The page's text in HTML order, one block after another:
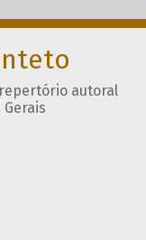
autoral